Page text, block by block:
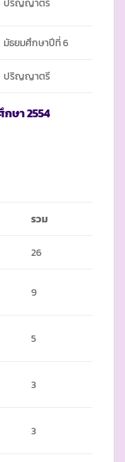
มัธยมศึกษาปีที่ 6
ปริญญาตรี
กษา2554
รวม
26
9
5
3
3